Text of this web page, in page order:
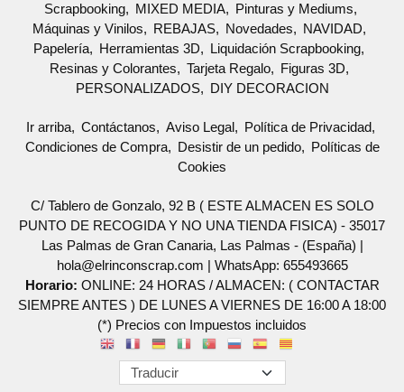
Scrapbooking MIXED MEDIA
Pinturas y Mediums
Máquinas y Vinilos
REBAJAS Novedades
NAVIDAD
Papelería
Herramientas 3D
Liquidación Scrapbooking
Resinas y Colorantes
Tarjeta Regalo
Figuras 3D
PERSONALIZADOS
DIY DECORACION
Ir arriba Contáctanos Aviso Legal
Política de Privacidad
Condiciones de Compra
Desistir de un pedido
Políticas de
Cookies
C/ Tablero de Gonzalo, 92 B ( ESTE ALMACEN ES SOLO
PUNTO DE RECOGIDA Y NO UNA TIENDA FISICA) - 35017
Las Palmas de Gran Canaria, Las Palmas - (España) |
hola@elrinconscrap.com | WhatsApp: 655493665
Horario: ONLINE: 24 HORAS / ALMACEN: ( CONTACTAR
SIEMPRE ANTES ) DE LUNES A VIERNES DE 16:00 A 18:00
(*) Precios con Impuestos incluidos